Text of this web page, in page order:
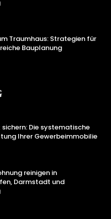
Traumhaus: Strategien für
Bauplanung
Die systematische
Ihrer Gewerbeimmobilie
reinigen in
Darmstadt und